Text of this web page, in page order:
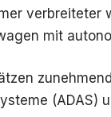
verbreiteter
mit
(ADAS)